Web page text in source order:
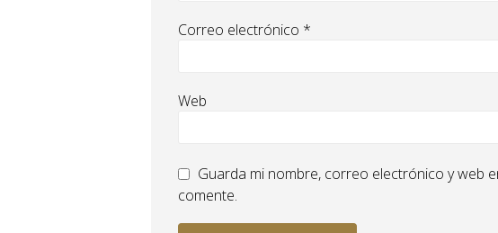
Correo electrónico *
Web
Guarda mi nombre, correo electrónico y web
comente.